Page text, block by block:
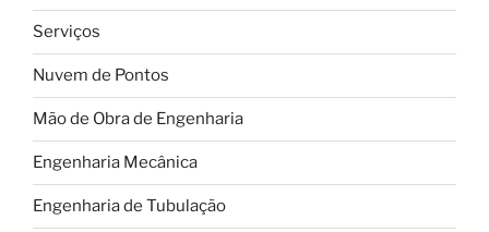
de
que
isso
é
tão
importante)”
Serviços
Nuvem de Pontos
Mão de Obra de Engenharia
Engenharia Mecânica
Engenharia de Tubulação